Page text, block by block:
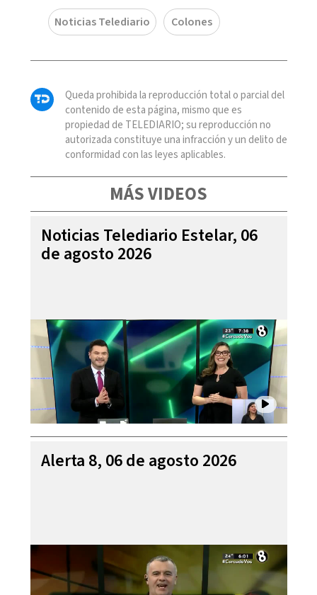
Noticias Telediario Colones
Queda prohibida la reproducción total o parcial del
contenido de esta página, mismo que es
propiedad de TELEDIARIO; su reproducción no
autorizada constituye una infracción y un delito de
conformidad con las leyes aplicables.
MÁS VIDEOS
Noticias Telediario Estelar, 06
de agosto 2026
Alerta 8, 06 de agosto 2026